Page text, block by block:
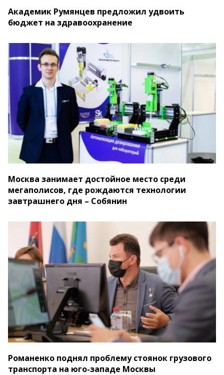
Академик Румянцев предложил удвоить
бюджет на здравоохранение
Москва занимает достойное место среди
мегаполисов, где рождаются технологии
завтрашнего дня – Собянин
Романенко поднял проблему стоянок грузового
транспорта на юго-западе Москвы